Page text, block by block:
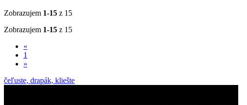
Zobrazujem 1-15 z 15
Zobrazujem 1-15 z 15
«
1
»
čeľuste, drapák, kliešte